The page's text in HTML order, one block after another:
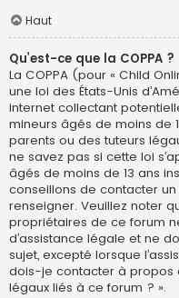
Haut
Qu’est-ce que la COPPA ?
La COPPA (pour « Child
une loi des États-Unis
internet collectant
mineurs âgés de moins de
parents ou des tuteurs
ne savez pas si cette loi
âgés de moins de 13 ans
conseillons de contacter
renseigner. Veuillez noter
propriétaires de ce forum
d’assistance légale et ne
sujet, excepté lorsque
dois-je contacter à propos
légaux liés à ce forum ? ».